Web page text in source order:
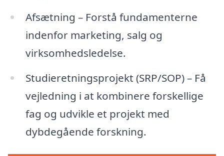
Afsætning – Forstå fundamenterne
indenfor marketing, salg og
virksomhedsledelse.
Studieretningsprojekt (SRP/SOP) – Få
vejledning i at kombinere forskellige
fag og udvikle et projekt med
dybdegående forskning.